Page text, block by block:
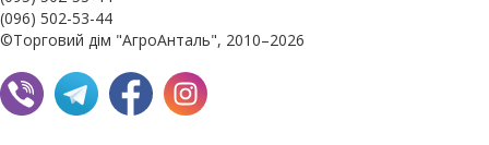
(096) 502-53-44
©Торговий дім "АгроАнталь", 2010–2026